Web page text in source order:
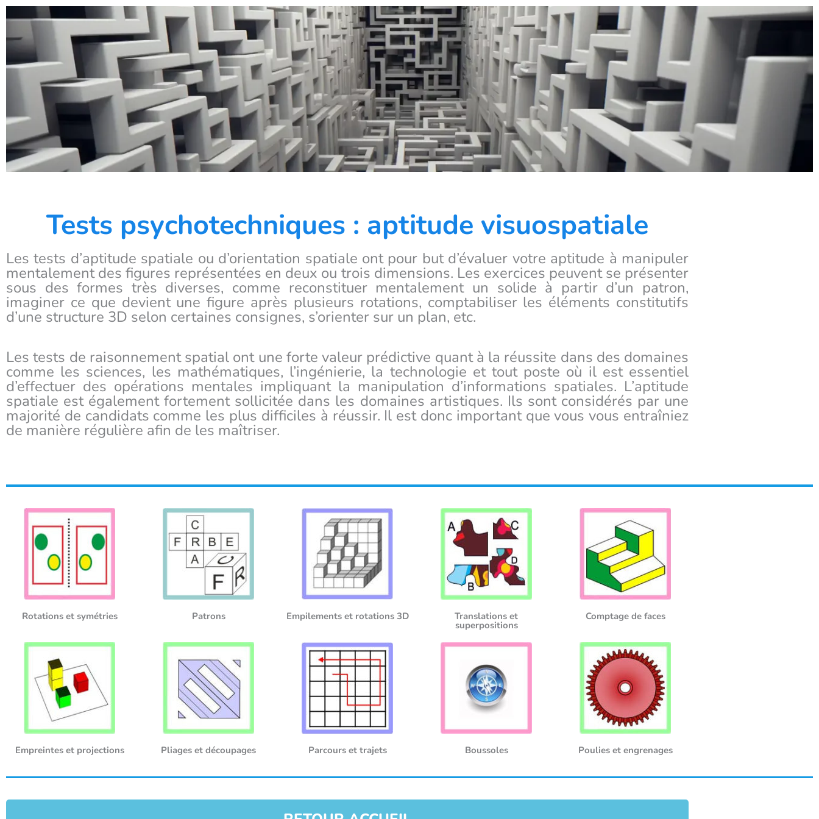
Tests psychotechniques : aptitude visuospatiale
Les tests d’aptitude spatiale ou d’orientation spatiale ont pour but d’évaluer votre aptitude à manipuler
mentalement des figures représentées en deux ou trois dimensions. Les exercices peuvent se présenter
sous des formes très diverses, comme reconstituer mentalement un solide à partir d’un patron,
imaginer ce que devient une figure après plusieurs rotations, comptabiliser les éléments constitutifs
d’une structure 3D selon certaines consignes, s’orienter sur un plan, etc.
Les tests de raisonnement spatial ont une forte valeur prédictive quant à la réussite dans des domaines
comme les sciences, les mathématiques, l’ingénierie, la technologie et tout poste où il est essentiel
d’effectuer des opérations mentales impliquant la manipulation d’informations spatiales. L’aptitude
spatiale est également fortement sollicitée dans les domaines artistiques. Ils sont considérés par une
majorité de candidats comme les plus difficiles à réussir. Il est donc important que vous vous entraîniez
de manière régulière afin de les maîtriser.
Rotations et symétries Patrons Empilements et rotations 3D Translations et
superpositions
Comptage de faces
Empreintes et projections Pliages et découpages Parcours et trajets Boussoles Poulies et engrenages